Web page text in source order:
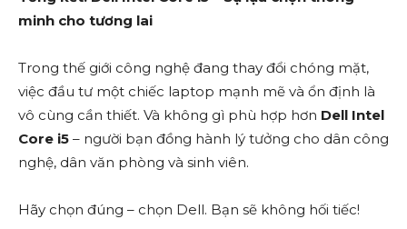
minh cho tương lai
Trong thế giới công nghệ đang thay đổi chóng mặt,
việc đầu tư một chiếc laptop mạnh mẽ và ổn định là
vô cùng cần thiết. Và không gì phù hợp hơn Dell Intel
Core i5 – người bạn đồng hành lý tưởng cho dân công
nghệ, dân văn phòng và sinh viên.
Hãy chọn đúng – chọn Dell. Bạn sẽ không hối tiếc!